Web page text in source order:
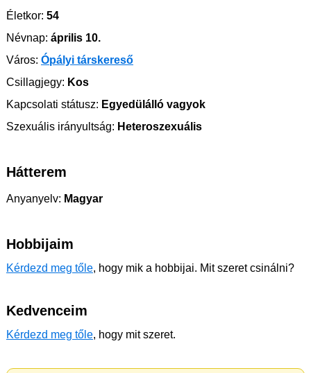
Életkor: 54
Névnap: április 10.
Város: Ópályi társkereső
Csillagjegy: Kos
Kapcsolati státusz: Egyedülálló vagyok
Szexuális irányultság: Heteroszexuális
Hátterem
Anyanyelv: Magyar
Hobbijaim
Kérdezd meg tőle, hogy mik a hobbijai. Mit szeret csinálni?
Kedvenceim
Kérdezd meg tőle, hogy mit szeret.